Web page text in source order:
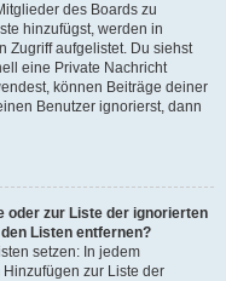
des Boards zu
hinzufügst, werden in
Zugriff aufgelistet. Du siehst
eine Private Nachricht
können Beiträge deiner
Benutzer ignorierst, dann
oder zur Liste der ignorierten
Listen entfernen?
setzen: In jedem
zur Liste der